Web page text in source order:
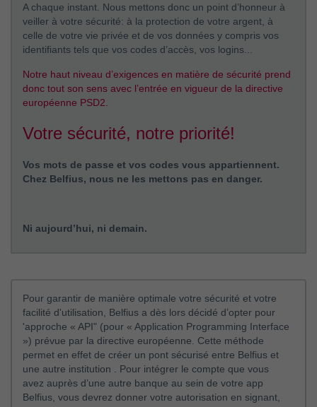
A chaque instant. Nous mettons donc un point d’honneur à
veiller à votre sécurité: à la protection de votre argent, à
celle de votre vie privée et de vos données y compris vos
identifiants tels que vos codes d’accès, vos logins...
Notre haut niveau d’exigences en matière de sécurité prend
donc tout son sens avec l’entrée en vigueur de la directive
européenne PSD2.
Votre sécurité, notre priorité!
Vos mots de passe et vos codes vous appartiennent.
Chez Belfius, nous ne les mettons pas en danger.
Ni aujourd’hui, ni demain.
Pour garantir de manière optimale votre sécurité et votre
facilité d'utilisation, Belfius a dès lors décidé d’opter pour
'approche « API" (pour « Application Programming Interface
») prévue par la directive européenne. Cette méthode
permet en effet de créer un pont sécurisé entre Belfius et
une autre institution . Pour intégrer le compte que vous
avez auprès d’une autre banque au sein de votre app
Belfius, vous devrez donner votre autorisation en signant,